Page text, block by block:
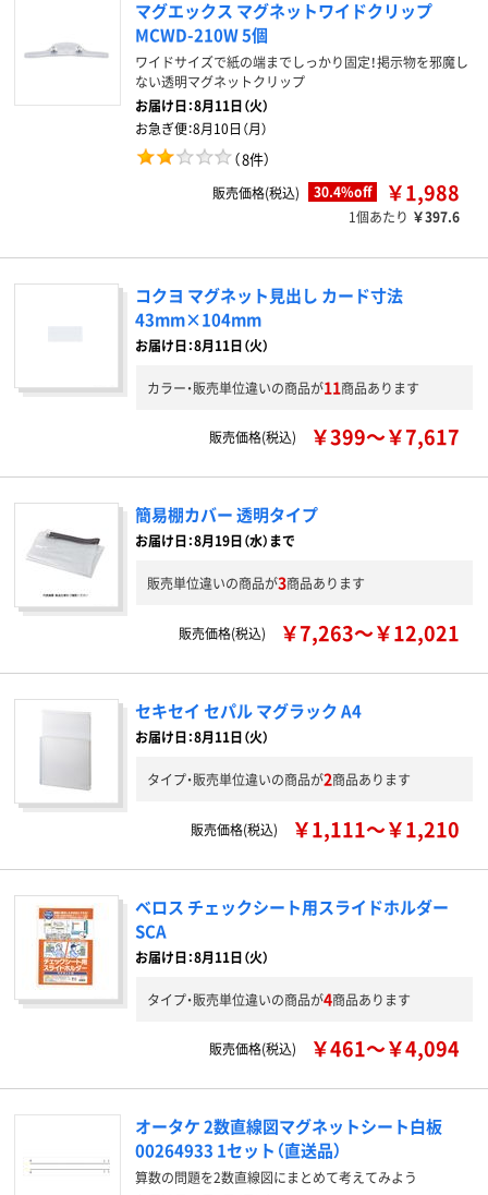
マグエックス マグネットワイドクリップ
MCWD-210W 5個
ワイドサイズで紙の端までしっかり固定！掲示物を邪魔し
ない透明マグネットクリップ
お届け日：8月11日（火）
お急ぎ便：8月10日（月）
（8件）
販売価格(税込) 30.4%off ￥1,988
1個あたり ￥397.6
コクヨ マグネット見出し カード寸法
43mm×104mm
お届け日：8月11日（火）
カラー・販売単位違いの商品が11商品あります
販売価格(税込) ￥399～￥7,617
簡易棚カバー 透明タイプ
お届け日：8月19日（水）まで
販売単位違いの商品が3商品あります
販売価格(税込) ￥7,263～￥12,021
セキセイ セパル マグラック A4
お届け日：8月11日（火）
タイプ・販売単位違いの商品が2商品あります
販売価格(税込) ￥1,111～￥1,210
ベロス チェックシート用スライドホルダー
SCA
お届け日：8月11日（火）
タイプ・販売単位違いの商品が4商品あります
販売価格(税込) ￥461～￥4,094
オータケ 2数直線図マグネットシート白板
00264933 1セット（直送品）
算数の問題を2数直線図にまとめて考えてみよう